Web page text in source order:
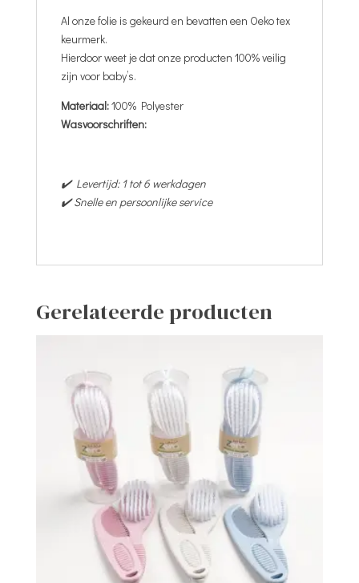
Al onze folie is gekeurd en bevatten een Oeko tex
keurmerk.
Hierdoor weet je dat onze producten 100% veilig
zijn voor baby’s.
Materiaal:100% Polyester
Wasvoorschriften:
✔️ Levertijd: 1 tot 6 werkdagen
✔️ Snelle en persoonlijke service
Gerelateerde producten